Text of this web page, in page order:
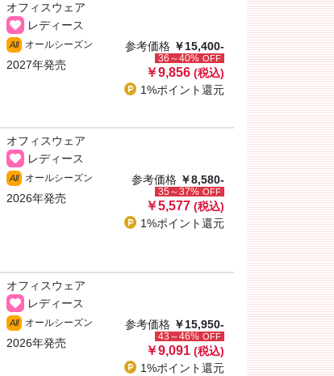
オフィスウェア
レディース
All オールシーズン
2027年発売
参考価格 ￥15,400-
36～40% OFF
￥9,856 (税込)
1%ポイント還元
オフィスウェア
レディース
All オールシーズン
2026年発売
参考価格 ￥8,580-
35～37% OFF
￥5,577 (税込)
1%ポイント還元
オフィスウェア
レディース
All オールシーズン
2026年発売
参考価格 ￥15,950-
43～46% OFF
￥9,091 (税込)
1%ポイント還元